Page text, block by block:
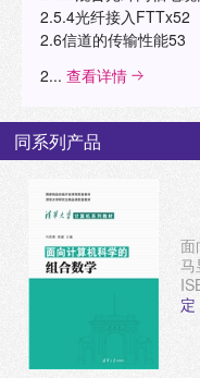
2.5.4光纤接入FTTx52
2.6信道的传输性能53
2... 查看详情
同系列产品
面
马